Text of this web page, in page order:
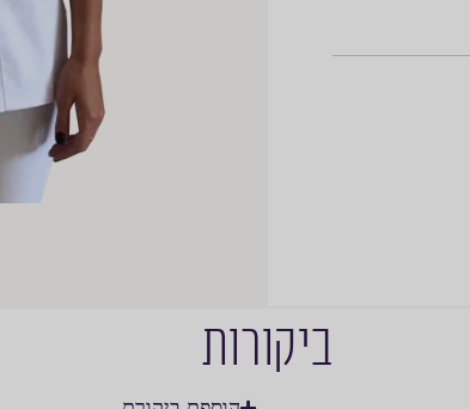
ביקורות